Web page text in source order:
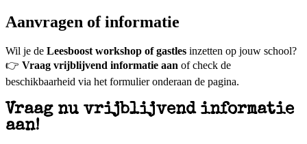
Aanvragen of informatie
Wil je de Leesboost workshop of gastles inzetten op jouw school?
👉 Vraag vrijblijvend informatie aan of check de
beschikbaarheid via het formulier onderaan de pagina.
Vraag nu vrijblijvend informatie
aan!